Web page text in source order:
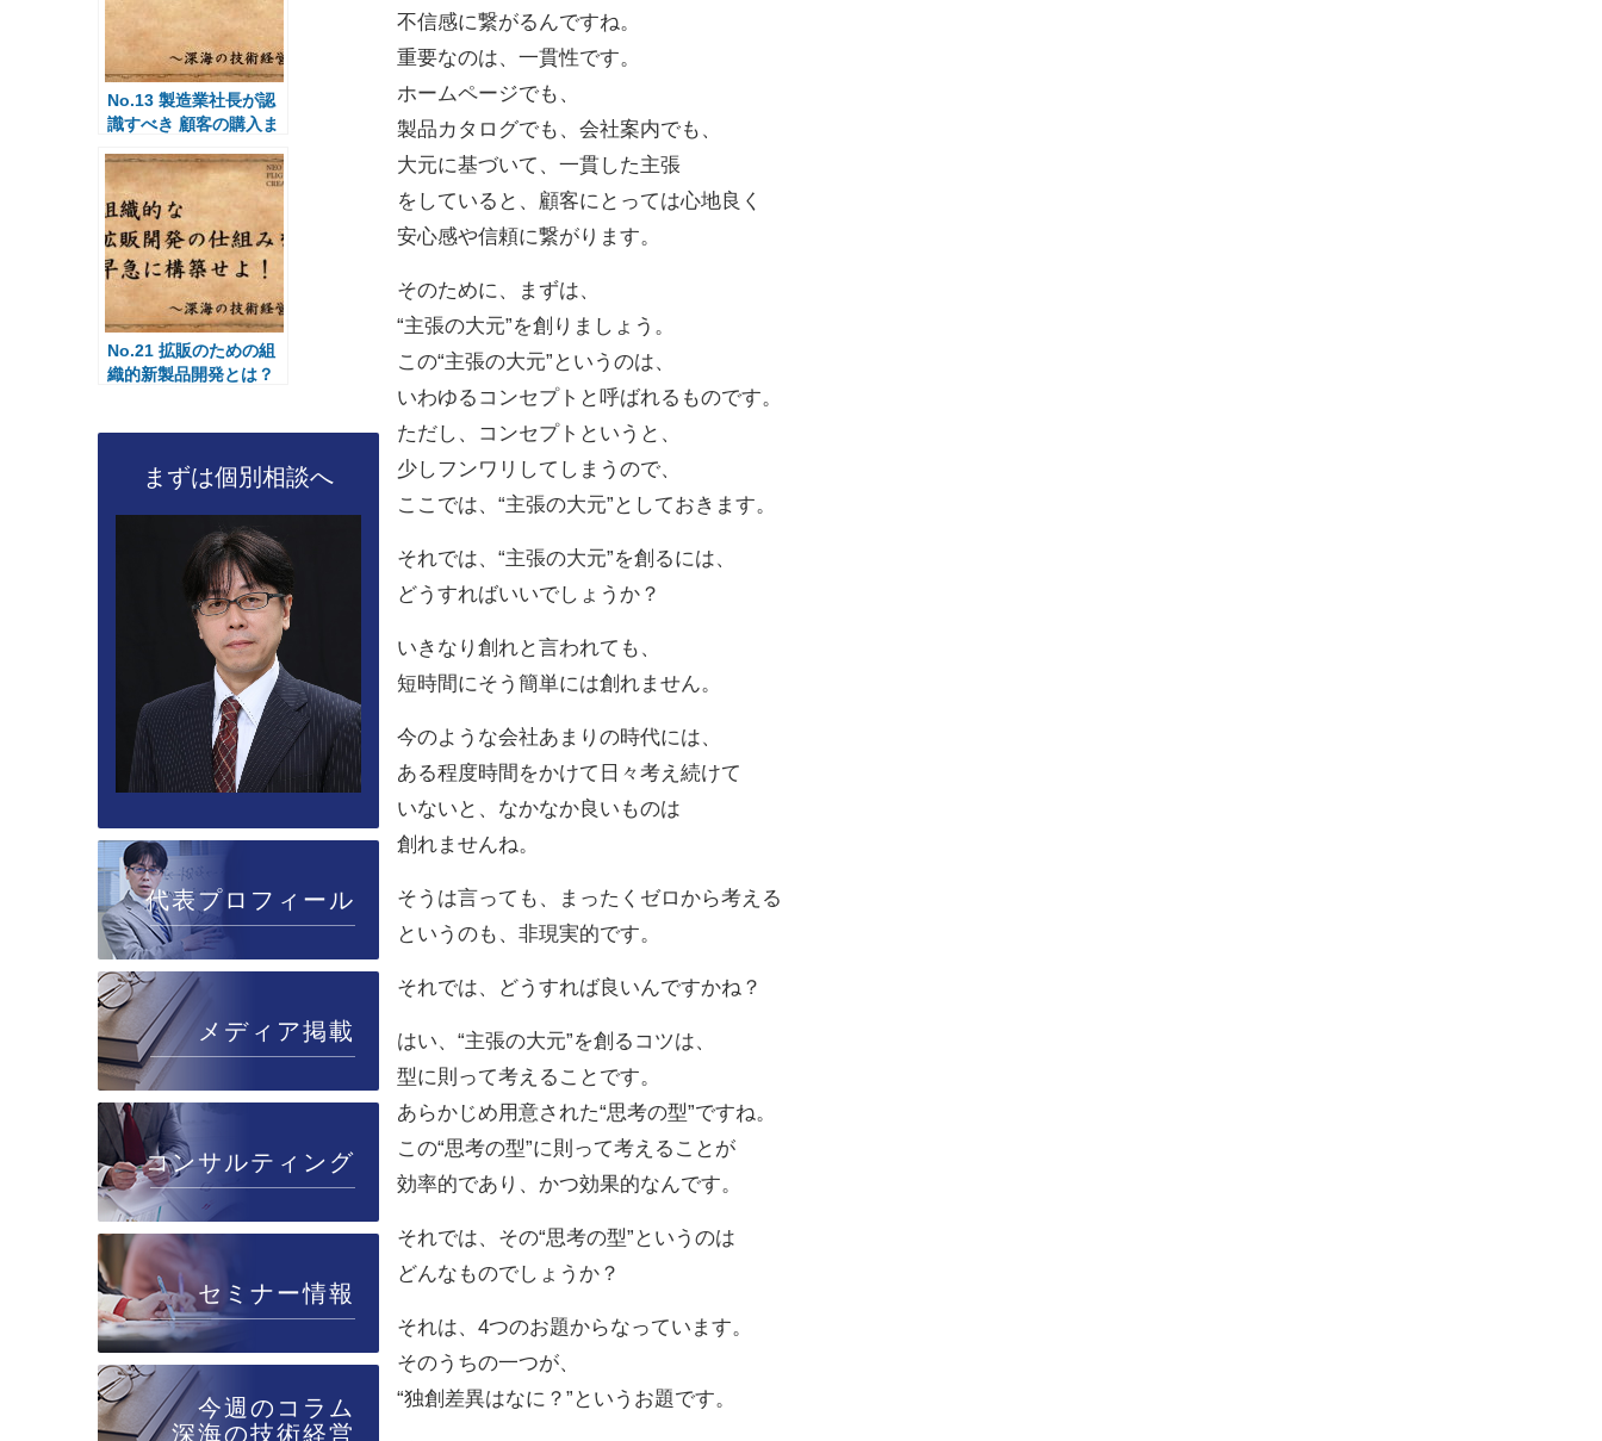
不信感に繋がるんですね。
重要なのは、一貫性です。
ホームページでも、
製品カタログでも、会社案内でも、
大元に基づいて、一貫した主張
をしていると、顧客にとっては心地良く
安心感や信頼に繋がります。
そのために、まずは、
“主張の大元”を創りましょう。
この“主張の大元”というのは、
いわゆるコンセプトと呼ばれるものです。
ただし、コンセプトというと、
少しフンワリしてしまうので、
ここでは、“主張の大元”としておきます。
それでは、“主張の大元”を創るには、
どうすればいいでしょうか？
いきなり創れと言われても、
短時間にそう簡単には創れません。
今のような会社あまりの時代には、
ある程度時間をかけて日々考え続けて
いないと、なかなか良いものは
創れませんね。
そうは言っても、まったくゼロから考える
というのも、非現実的です。
それでは、どうすれば良いんですかね？
はい、“主張の大元”を創るコツは、
型に則って考えることです。
あらかじめ用意された“思考の型”ですね。
この“思考の型”に則って考えることが
効率的であり、かつ効果的なんです。
それでは、その“思考の型”というのは
どんなものでしょうか？
それは、4つのお題からなっています。
そのうちの一つが、
“独創差異はなに？”というお題です。
No.13 製造業社長が認
識すべき 顧客の購入ま
は？Part3
No.21 拡販のための組
織的新製品開発とは？
まずは個別相談へ
代表プロフィール
メディア掲載
コンサルティング
セミナー情報
今週のコラム
深海の技術経営